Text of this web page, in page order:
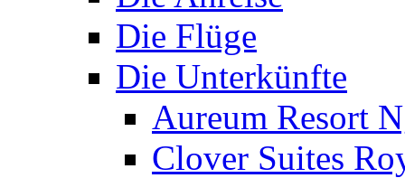
Die Flüge
Die Unterkünfte
Aureum Resort
Clover Suites